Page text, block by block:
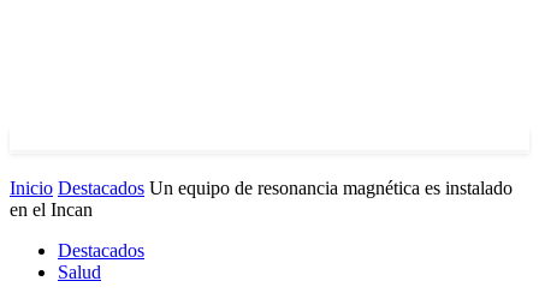
Inicio Destacados Un equipo de resonancia magnética es instalado
en el Incan
Destacados
Salud